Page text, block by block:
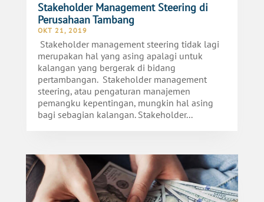
Stakeholder Management Steering di
Perusahaan Tambang
OKT 21, 2019
Stakeholder management steering tidak lagi
merupakan hal yang asing apalagi untuk
kalangan yang bergerak di bidang
pertambangan. Stakeholder management
steering, atau pengaturan manajemen
pemangku kepentingan, mungkin hal asing
bagi sebagian kalangan. Stakeholder...